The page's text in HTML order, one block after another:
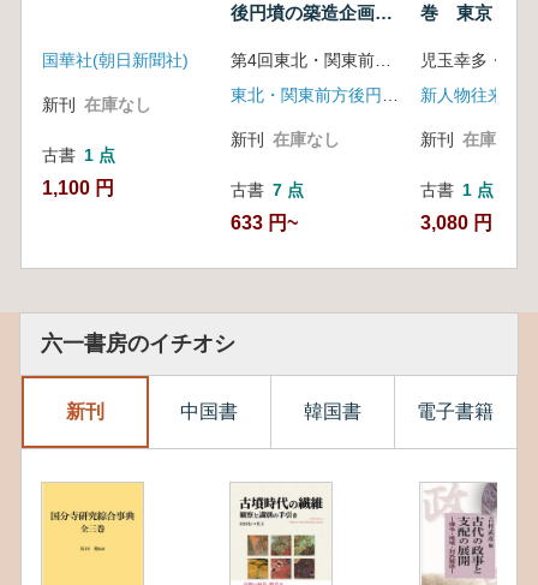
国華社(朝日新聞社)
新刊 在庫なし
古書 1 点
1,100 円
後円墳の築造企画
新刊 在庫なし
古書 7 点
633 円~
巻 東京・埼
新人物往来社
新刊 在庫なし
古書 1 点
3,080 円
六一書房のイチオシ
新刊 中国書 韓国書 電子書籍